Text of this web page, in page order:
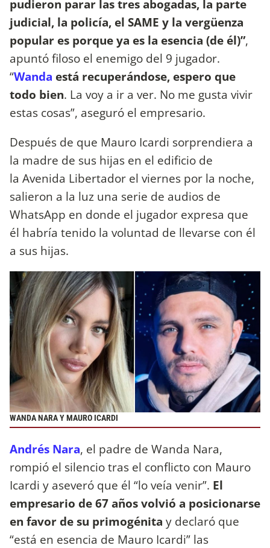
pudieron parar las tres abogadas, la parte
judicial, la policía, el SAME y la vergüenza
popular es porque ya es la esencia (de él)”,
apuntó filoso el enemigo del 9 jugador.
“Wanda está recuperándose, espero que
todo bien. La voy a ir a ver. No me gusta vivir
estas cosas”, aseguró el empresario.
Después de que Mauro Icardi sorprendiera a
la madre de sus hijas en el edificio de
la Avenida Libertador el viernes por la noche,
salieron a la luz una serie de audios de
WhatsApp en donde el jugador expresa que
él habría tenido la voluntad de llevarse con él
a sus hijas.
WANDA NARA Y MAURO ICARDI
Andrés Nara, el padre de Wanda Nara,
rompió el silencio tras el conflicto con Mauro
Icardi y aseveró que él “lo veía venir”. El
empresario de 67 años volvió a posicionarse
en favor de su primogénita y declaró que
“está en esencia de Mauro Icardi” las